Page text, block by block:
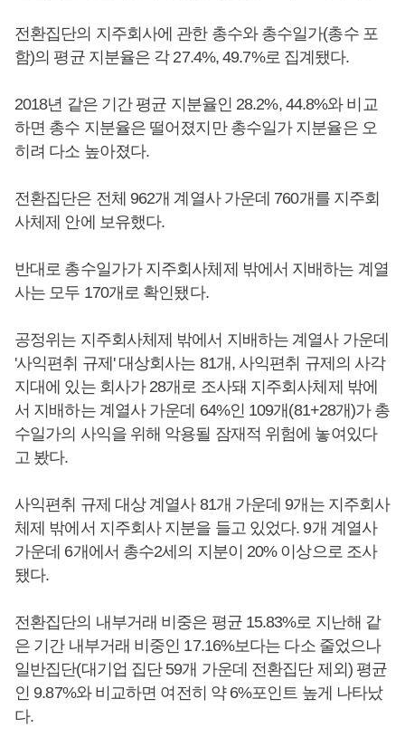
전환집단의 지주회사에 관한 총수와 총수일가(총수 포
함)의 평균 지분율은 각 27.4%, 49.7%로 집계됐다.
2018년 같은 기간 평균 지분율인 28.2%, 44.8%와 비교
하면 총수 지분율은 떨어졌지만 총수일가 지분율은 오
히려 다소 높아졌다.
전환집단은 전체 962개 계열사 가운데 760개를 지주회
사체제 안에 보유했다.
반대로 총수일가가 지주회사체제 밖에서 지배하는 계열
사는 모두 170개로 확인됐다.
공정위는 지주회사체제 밖에서 지배하는 계열사 가운데
'사익편취 규제' 대상회사는 81개, 사익편취 규제의 사각
지대에 있는 회사가 28개로 조사돼 지주회사체제 밖에
서 지배하는 계열사 가운데 64%인 109개(81+28개)가 총
수일가의 사익을 위해 악용될 잠재적 위험에 놓여있다
고 봤다.
사익편취 규제 대상 계열사 81개 가운데 9개는 지주회사
체제 밖에서 지주회사 지분을 들고 있었다. 9개 계열사
가운데 6개에서 총수2세의 지분이 20% 이상으로 조사
됐다.
전환집단의 내부거래 비중은 평균 15.83%로 지난해 같
은 기간 내부거래 비중인 17.16%보다는 다소 줄었으나
일반집단(대기업 집단 59개 가운데 전환집단 제외) 평균
인 9.87%와 비교하면 여전히 약 6%포인트 높게 나타났
다.